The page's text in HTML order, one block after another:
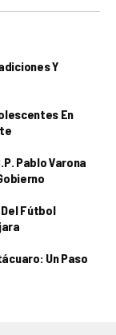
Y
En
Pablo Varona
Fútbol
Un Paso